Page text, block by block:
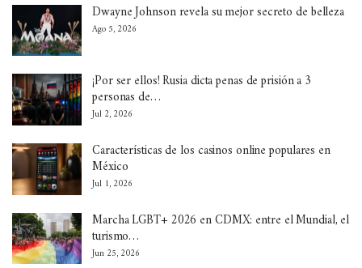
Dwayne Johnson revela su mejor secreto de belleza
Ago 5, 2026
¡Por ser ellos! Rusia dicta penas de prisión a 3
personas de…
Jul 2, 2026
Características de los casinos online populares en
México
Jul 1, 2026
Marcha LGBT+ 2026 en CDMX: entre el Mundial, el
turismo…
Jun 25, 2026